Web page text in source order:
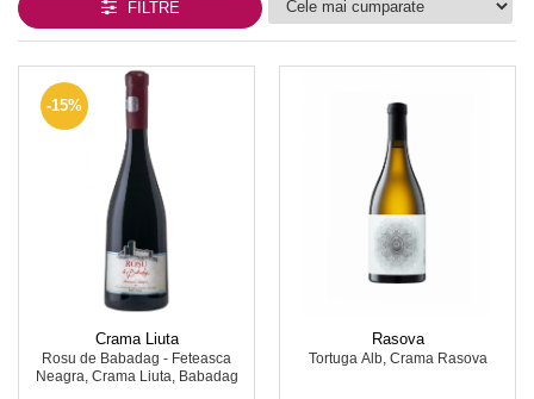
FILTRE
-15%
Crama Liuta
Rosu de Babadag - Feteasca
Neagra, Crama Liuta, Babadag
Rasova
Tortuga Alb, Crama Rasova